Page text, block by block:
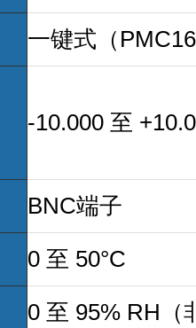
一键式（
-10.000 至
BNC端子
0 至 50°C
0 至 95% RH（